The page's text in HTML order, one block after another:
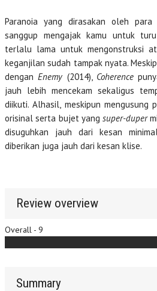
Paranoia yang dirasakan oleh
sanggup mengajak kamu untuk
terlalu lama untuk mengonstruksi
keganjilan sudah tampak nyata.
denganEnemy (2014), Coherence
jauh lebih mencekam sekaligus
diikuti. Alhasil, meskipun mengusung
orisinal serta bujet yang super-duper
disuguhkan jauh dari kesan
diberikan juga jauh dari kesan klise.
Review overview
Overall - 9
Summary